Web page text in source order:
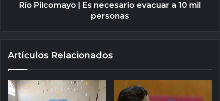
Río Pilcomayo | Es necesario evacuar a 10 mil
personas
Artículos Relacionados